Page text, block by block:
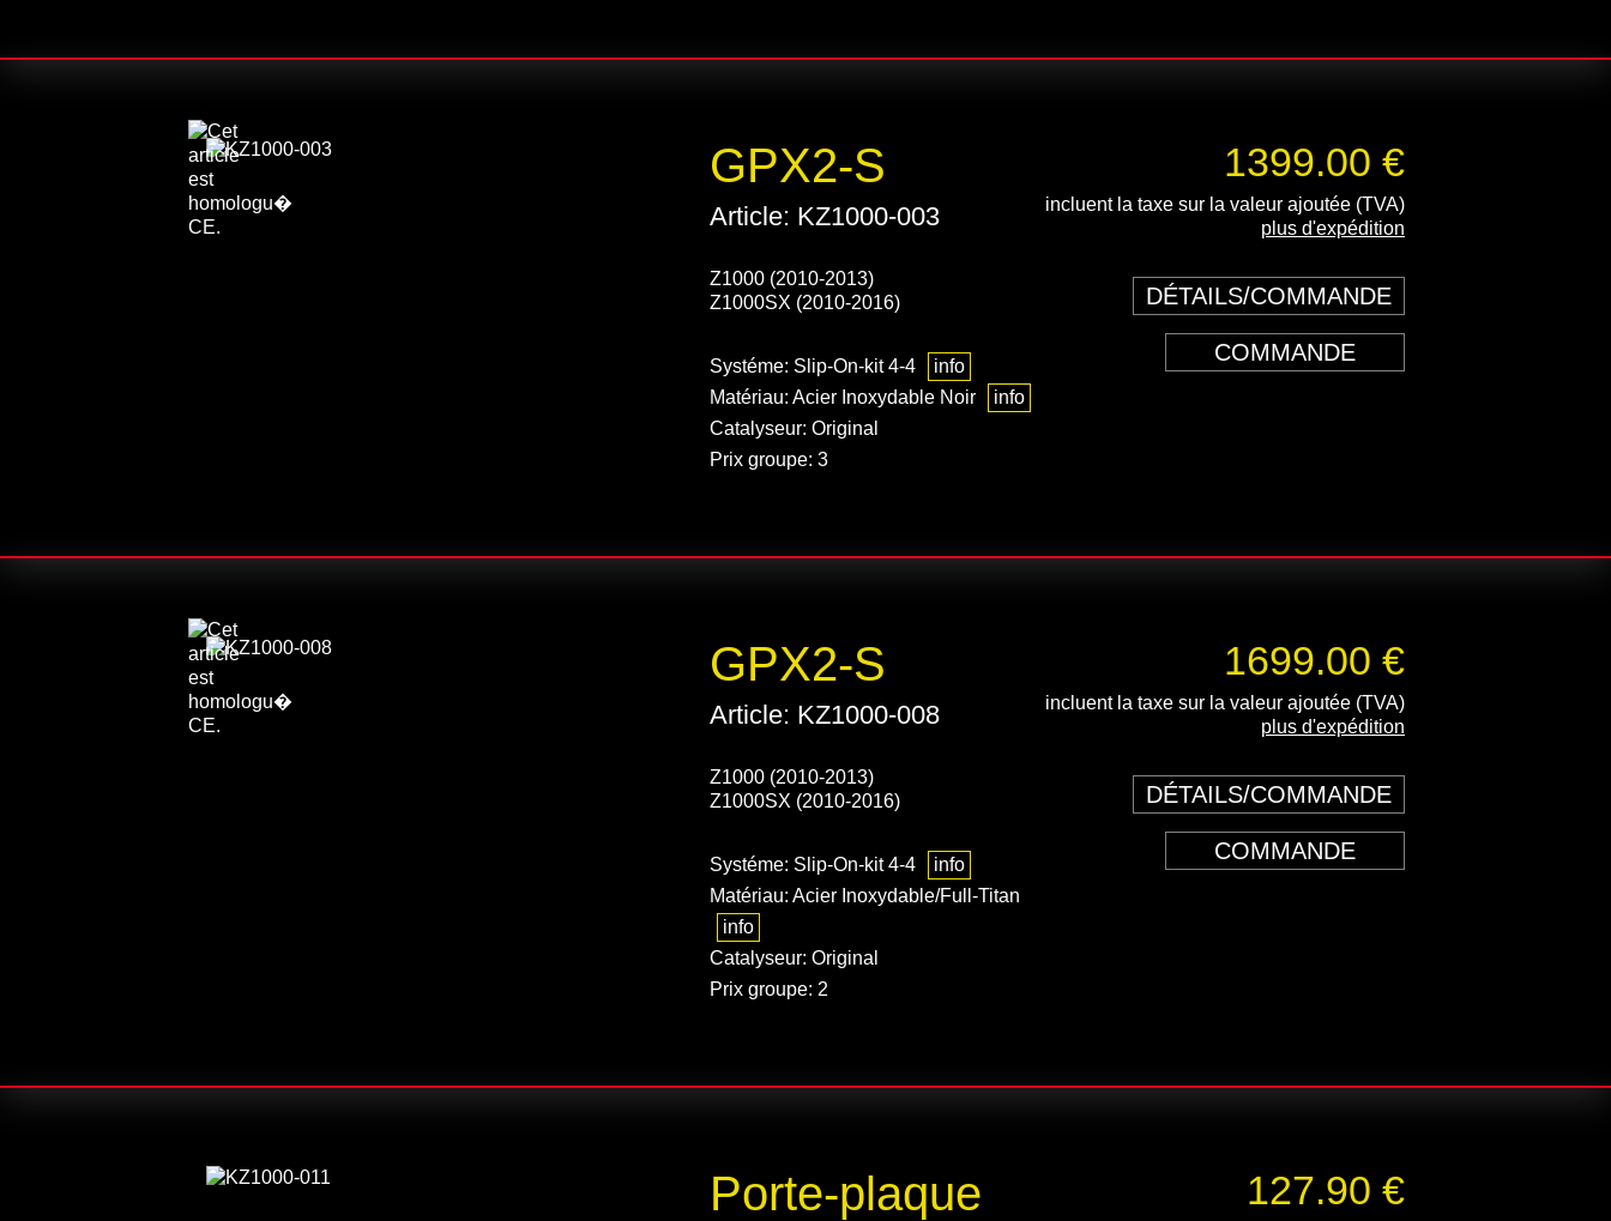
GPX2-S
Article: KZ1000-003
Z1000 (2010-2013)
Z1000SX (2010-2016)
Systéme: Slip-On-kit 4-4 info
Matériau: Acier Inoxydable Noir info
Catalyseur: Original
Prix groupe: 3
1399.00 €
incluent la taxe sur la valeur ajoutée (TVA)
plus d'expédition
DÉTAILS/COMMANDE
COMMANDE
GPX2-S
Article: KZ1000-008
Z1000 (2010-2013)
Z1000SX (2010-2016)
Systéme: Slip-On-kit 4-4 info
Matériau: Acier Inoxydable/Full-Titan
info
Catalyseur: Original
Prix groupe: 2
1699.00 €
incluent la taxe sur la valeur ajoutée (TVA)
plus d'expédition
DÉTAILS/COMMANDE
COMMANDE
Porte-plaque 127.90 €